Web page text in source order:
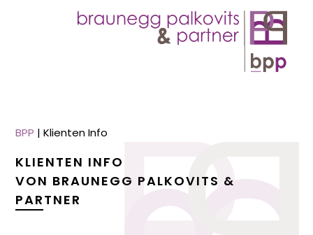
BPP |Klienten Info
KLIENTEN INFO
VON BRAUNEGG PALKOVITS &
PARTNER